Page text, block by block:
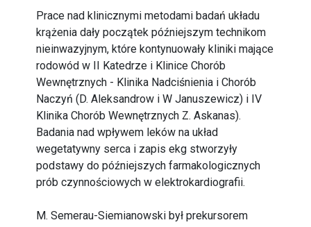
Prace nad klinicznymi metodami badań układu
krążenia dały początek późniejszym technikom
nieinwazyjnym, które kontynuowały kliniki mające
rodowód w II Katedrze i Klinice Chorób
Wewnętrznych - Klinika Nadciśnienia i Chorób
Naczyń (D. Aleksandrow i W Januszewicz) i IV
Klinika Chorób Wewnętrznych Z. Askanas).
Badania nad wpływem leków na układ
wegetatywny serca i zapis ekg stworzyły
podstawy do późniejszych farmakologicznych
prób czynnościowych w elektrokardiografii.
M. Semerau-Siemianowski był prekursorem